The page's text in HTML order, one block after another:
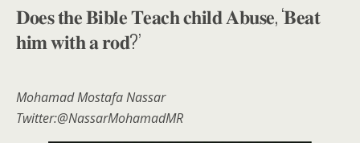
𝐃𝐨𝐞𝐬 𝐭𝐡𝐞 𝐁𝐢𝐛𝐥𝐞 𝐓𝐞𝐚𝐜𝐡 𝐜𝐡𝐢𝐥𝐝 𝐀𝐛𝐮𝐬𝐞, ‘𝐁𝐞𝐚𝐭
𝐡𝐢𝐦 𝐰𝐢𝐭𝐡 𝐚 𝐫𝐨𝐝?’
Mohamad Mostafa Nassar
Twitter:@NassarMohamadMR